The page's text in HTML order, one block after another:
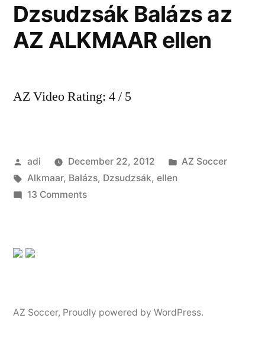
Dzsudzsák Balázs az
AZ ALKMAAR ellen
AZ Video Rating: 4 / 5
Posted
by
adi December 22, 2012
Posted
AZ Soccer
Tags:
Alkmaar, Balázs, Dzsudzsák, ellen
13 Commentson
AZ Soccer, Proudly powered by WordPress.